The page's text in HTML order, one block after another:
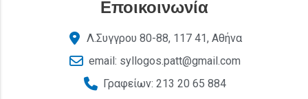
Εποικοινωνία
Λ.Συγγρου 80-88, 117 41, Αθήνα
email: syllogos.patt@gmail.com
Γραφείων: 213 20 65 884